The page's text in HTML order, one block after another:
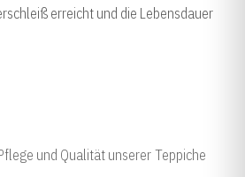
erreicht und die Lebensdauer
und Qualität unserer Teppiche